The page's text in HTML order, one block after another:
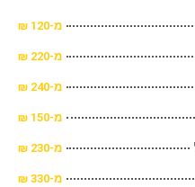
מ-120 ₪
מ-220 ₪
מ-240 ₪
מ-150 ₪
מ-230 ₪
מ-330 ₪